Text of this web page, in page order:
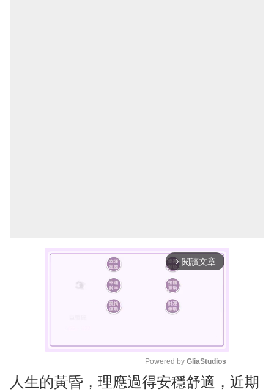
arrow_forward_ios 閱讀文章
M
Powered by GliaStudios
人生的黃昏，理應過得安穩舒適，近期